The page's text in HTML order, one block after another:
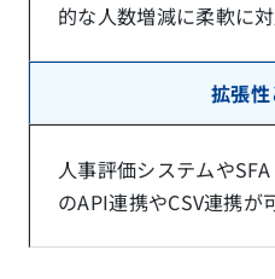
的な人数増減に柔軟に対
拡張
人事評価システムや
のAPI連携やCSV連携が